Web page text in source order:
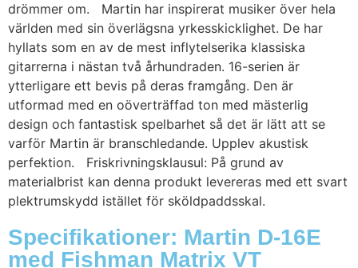
drömmer om. Martin har inspirerat musiker över hela
världen med sin överlägsna yrkesskicklighet. De har
hyllats som en av de mest inflytelserika klassiska
gitarrerna i nästan två århundraden. 16-serien är
ytterligare ett bevis på deras framgång. Den är
utformad med en oöverträffad ton med mästerlig
design och fantastisk spelbarhet så det är lätt att se
varför Martin är branschledande. Upplev akustisk
perfektion. Friskrivningsklausul: På grund av
materialbrist kan denna produkt levereras med ett svart
plektrumskydd istället för sköldpaddsskal.
Specifikationer: Martin D-16E
med Fishman Matrix VT